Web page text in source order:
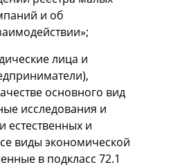
и об
лица и
основного вид
исследования и
естественных и
виды экономической
в подкласс 72.1